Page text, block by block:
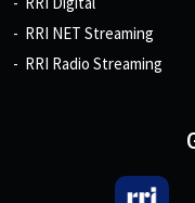
RRI NET Streaming
RRI Radio Streaming